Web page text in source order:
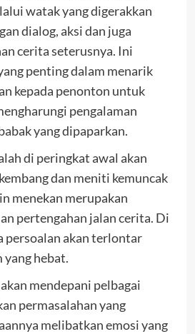
watak yang digerakkan
dialog, aksi dan juga
cerita seterusnya. Ini
penting dalam menarik
kepada penonton untuk
pengalaman
yang dipaparkan.
di peringkat awal akan
dan meniti kemuncak
menekan merupakan
pertengahan jalan cerita. Di
persoalan akan terlontar
hebat.
mendepani pelbagai
permasalahan yang
melibatkan emosi yang